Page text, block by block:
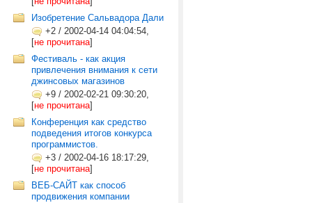
Изобретение Сальвадора Дали
+2 / 2002-04-14 04:04:54,
[не прочитана]
Фестиваль - как акция
привлечения внимания к сети
джинсовых магазинов
+9 / 2002-02-21 09:30:20,
[не прочитана]
Конференция как средство
подведения итогов конкурса
программистов.
+3 / 2002-04-16 18:17:29,
[не прочитана]
ВЕБ-САЙТ как способ
продвижения компании